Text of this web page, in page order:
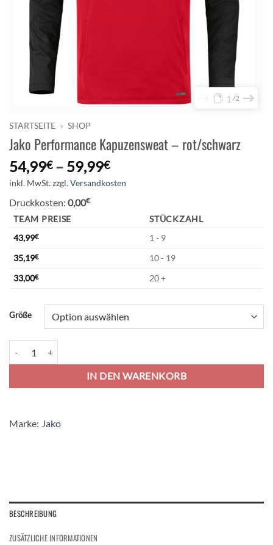
1 2
STARTSEITE » SHOP
Jako Performance Kapuzensweat – rot/schwarz
54,99€– 59,99€
inkl. MwSt.zzgl.Versandkosten
Druckkosten: 0,00€
TEAM PREISE
STÜCKZAHL
43,99€
1 - 9
35,19€
10 - 19
33,00€ 20 +
Größe
IN DEN WARENKORB
Alternative:
Marke: Jako
BESCHREIBUNG
ZUSÄTZLICHE INFORMATIONEN